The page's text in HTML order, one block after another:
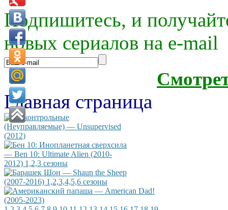
Подпишитесь, и
новых сериалов на e-mаil
Главная страница